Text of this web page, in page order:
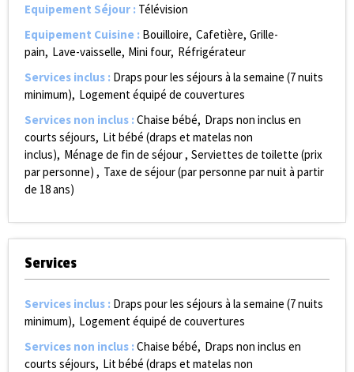
Equipement Séjour : Télévision
Equipement Cuisine : Bouilloire Cafetière Grille-
pain Lave-vaisselle Mini four Réfrigérateur
Services inclus : Draps pour les séjours à la semaine (7 nuits
minimum) Logement équipé de couvertures
Services non inclus :Chaise bébé Draps non inclus en
courts séjours Lit bébé (draps et matelas non
inclus) Ménage de fin de séjour
Serviettes de toilette (prix
par personne)
Taxe de séjour (par personne par nuit à partir
de 18 ans)
Services
Services inclus : Draps pour les séjours à la semaine (7 nuits
minimum) Logement équipé de couvertures
Services non inclus :Chaise bébé Draps non inclus en
courts séjours Lit bébé (draps et matelas non